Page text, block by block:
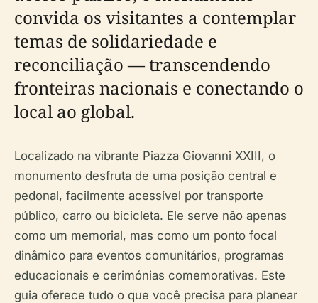
convida os visitantes a contemplar
temas de solidariedade e
reconciliação — transcendendo
fronteiras nacionais e conectando o
local ao global.
Localizado na vibrante Piazza Giovanni XXIII, o
monumento desfruta de uma posição central e
pedonal, facilmente acessível por transporte
público, carro ou bicicleta. Ele serve não apenas
como um memorial, mas como um ponto focal
dinâmico para eventos comunitários, programas
educacionais e cerimónias comemorativas. Este
guia oferece tudo o que você precisa para planear